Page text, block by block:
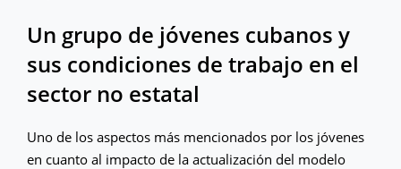
Un grupo de jóvenes cubanos y
sus condiciones de trabajo en el
sector no estatal
Uno de los aspectos más mencionados por los jóvenes
en cuanto al impacto de la actualización del modelo